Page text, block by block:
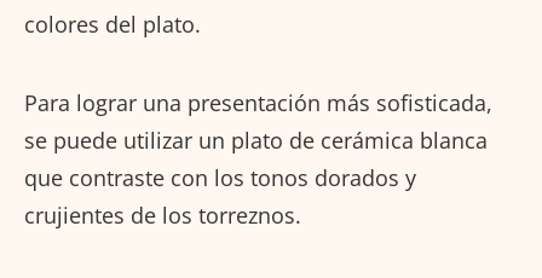
colores del plato.
Para lograr una presentación más sofisticada,
se puede utilizar un plato de cerámica blanca
que contraste con los tonos dorados y
crujientes de los torreznos.